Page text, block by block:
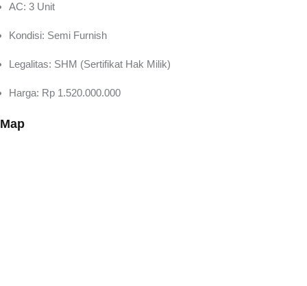
AC: 3 Unit
Kondisi: Semi Furnish
Legalitas: SHM (Sertifikat Hak Milik)
Harga: Rp 1.520.000.000
Map